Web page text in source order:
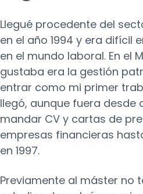
Llegué procedente del
en el año 1994 y era difícil
en el mundo laboral. En el
gustaba era la gestión
entrar como mi primer
llegó, aunque fuera desde
mandar CV y cartas de
empresas financieras
en 1997.
Previamente al máster no